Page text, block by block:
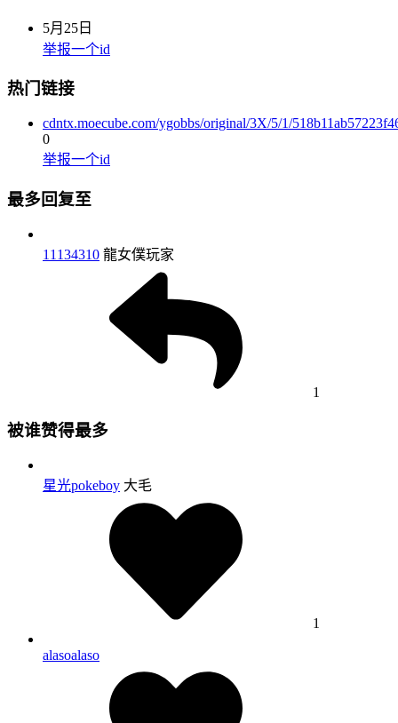
5月25日
举报一个id
热门链接
cdntx.moecube.com/ygobbs/original/3X/5/1/
0
举报一个id
最多回复至
11134310 龍女僕玩家
1
被谁赞得最多
星光pokeboy 大毛
1
alasoalaso